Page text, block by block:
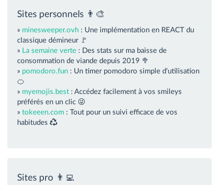
Sites personnels 👨‍🎨
» minesweeper.ovh : Une implémentation en REACT du
classique démineur 🚩
» La semaine verte : Des stats sur ma baisse de
consommation de viande depuis 2019 🥦
» pomodoro.fun : Un timer pomodoro simple d'utilisation
🍊
» myemojis.best : Accédez facilement à vos smileys
préférés en un clic 😜
» tokeeen.com : Tout pour un suivi efficace de vos
habitudes
Sites pro 👨‍💻